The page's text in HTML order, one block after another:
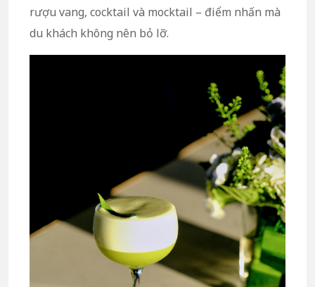
rượu vang, cocktail và mocktail – điểm nhấn mà
du khách không nên bỏ lỡ.